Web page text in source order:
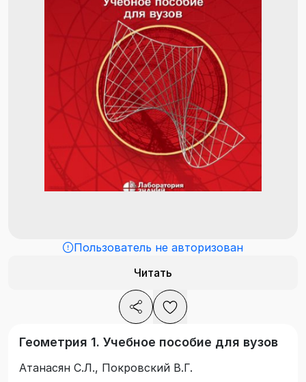
Пользователь не авторизован
Читать
Геометрия 1. Учебное пособие для вузов
Атанасян С.Л., Покровский В.Г.